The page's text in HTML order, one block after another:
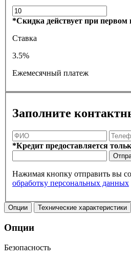
*Скидка действует при первом
Ставка
3.5%
Ежемесячный платеж
Заполните
*Кредит предоставляется
Нажимая кнопку отправить вы
обработку персональных данных
Опции Технические характеристики
Опции
Безопасность